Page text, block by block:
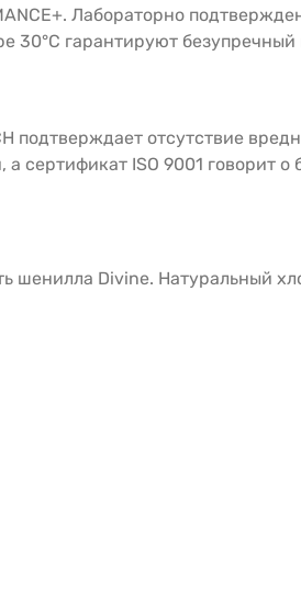
Лабораторно
30°С гарантируют
подтверждает отсутствие
сертификат ISO 9001 говорит о
шенилла Divine. Натуральный